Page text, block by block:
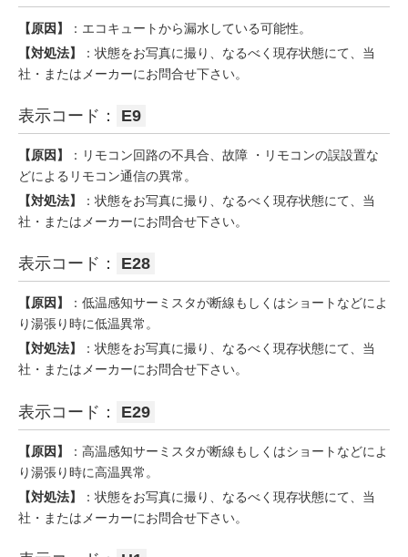
【原因】
：エコキュートから漏水している可能性。
【対処法】
：状態をお写真に撮り、なるべく現存状態にて、当
社・またはメーカーにお問合せ下さい。
表示コード： E9
【原因】
：リモコン回路の不具合、故障 ・リモコンの誤設置な
どによるリモコン通信の異常。
【対処法】
：状態をお写真に撮り、なるべく現存状態にて、当
社・またはメーカーにお問合せ下さい。
表示コード： E28
【原因】
：低温感知サーミスタが断線もしくはショートなどによ
り湯張り時に低温異常。
【対処法】
：状態をお写真に撮り、なるべく現存状態にて、当
社・またはメーカーにお問合せ下さい。
表示コード： E29
【原因】
：高温感知サーミスタが断線もしくはショートなどによ
り湯張り時に高温異常。
【対処法】
：状態をお写真に撮り、なるべく現存状態にて、当
社・またはメーカーにお問合せ下さい。